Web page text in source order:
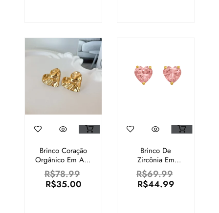
Brinco Coração
Orgânico Em Aço
Inoxidável
R$78.99
R$35.00
Brinco De
Zircônia Em
Formato De
Coração
R$69.99
R$44.99